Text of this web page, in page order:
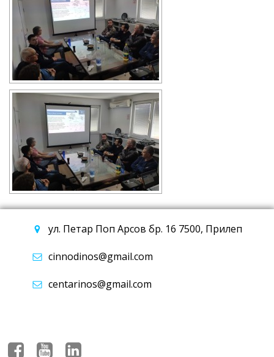
ул. Петар Поп Арсов бр. 16 7500, Прилеп
cinnodinos@gmail.com
centarinos@gmail.com